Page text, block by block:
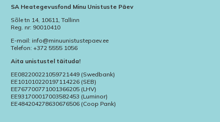
SA Heategevusfond Minu Unistuste Päev
Sõle tn 14, 10611, Tallinn
Reg. nr: 90010410
E-mail: info@minuunistustepaev.ee
Telefon: +372 5555 1056
Aita unistustel täituda!
EE082200221059721449 (Swedbank)
EE101010220197114226 (SEB)
EE767700771001366205 (LHV)
EE931700017003582453 (Luminor)
EE484204278630676506 (Coop Pank)